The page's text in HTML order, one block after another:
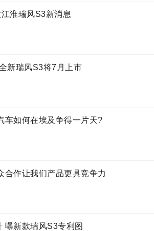
淮瑞风S3新消息
新瑞风S3将7月上市
车如何在埃及争得一片天?
合作让我们产品更具竞争力
曝新款瑞风S3专利图